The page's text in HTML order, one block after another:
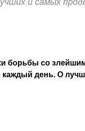
и самых
борьбы со
каждый день. О